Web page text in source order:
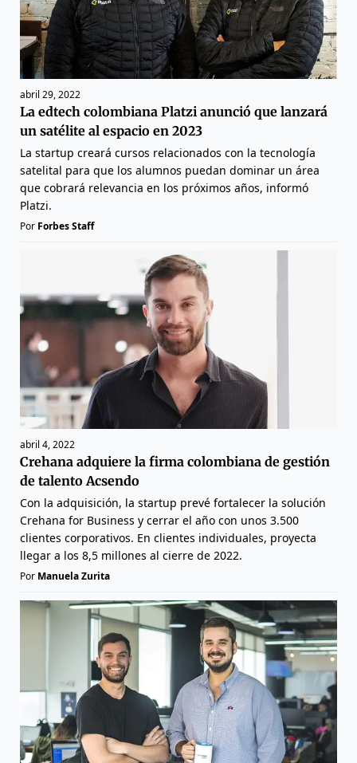
abril 29, 2022
La edtech colombiana Platzi anunció que lanzará
un satélite al espacio en 2023
La startup creará cursos relacionados con la tecnología
satelital para que los alumnos puedan dominar un área
que cobrará relevancia en los próximos años, informó
Platzi.
Por Forbes Staff
abril 4, 2022
Crehana adquiere la firma colombiana de gestión
de talento Acsendo
Con la adquisición, la startup prevé fortalecer la solución
Crehana for Business y cerrar el año con unos 3.500
clientes corporativos. En clientes individuales, proyecta
llegar a los 8,5 millones al cierre de 2022.
Por Manuela Zurita